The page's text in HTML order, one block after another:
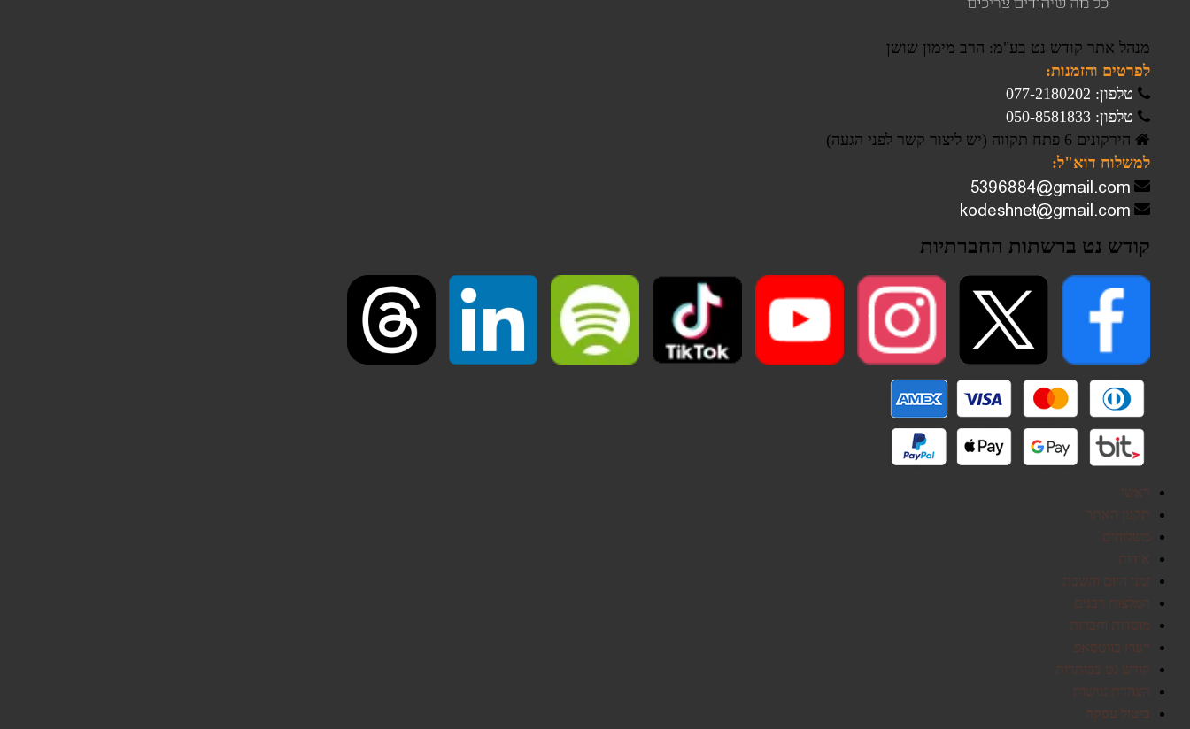
מנהל אתר קודש נט בע"מ: הרב מימון שושן
לפרטים והזמנות:
טלפון: 077-2180202
טלפון: 050-8581833
הירקונים 6 פתח תקווה (יש ליצור קשר לפני הגעה)
למשלוח דוא"ל:
קודש נט ברשתות החברתיות
ראשי
תקנון האתר
משלוחים
אודות
זמני היום והשבת
המלצות רבנים
מוסדות וחברות
ייעוץ בווטסאפ
קודש נט בכותרות
הצהרת נגישות
ביטול עסקה